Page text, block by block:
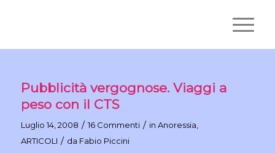
Pubblicità vergognose. Viaggi a
peso con il CTS
Luglio 14, 2008 / 16 Commenti / in Anoressia
ARTICOLI / da Fabio Piccini